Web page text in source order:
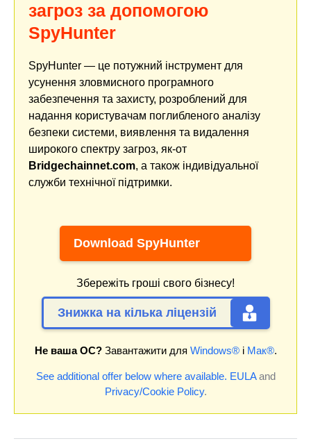
загроз за допомогою
SpyHunter
SpyHunter — це потужний інструмент для
усунення зловмисного програмного
забезпечення та захисту, розроблений для
надання користувачам поглибленого аналізу
безпеки системи, виявлення та видалення
широкого спектру загроз, як-от
Bridgechainnet.com, а також індивідуальної
служби технічної підтримки.
Download SpyHunter
Збережіть гроші свого бізнесу!
Знижка на кілька ліцензій
Не ваша ОС?Завантажити для Windows®і Мак®.
See additional offer below where available. EULAand
Privacy/Cookie Policy.